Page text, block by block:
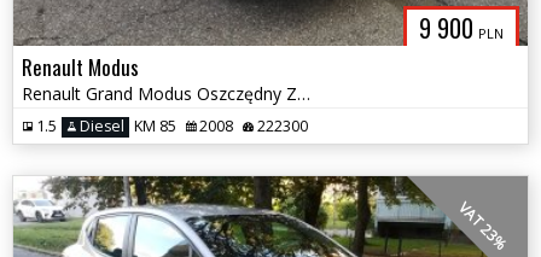
9 900 PLN
Renault Modus
Renault Grand Modus Oszczędny Zamiana
1.5 Diesel KM 85 2008 222300
VAT 23%